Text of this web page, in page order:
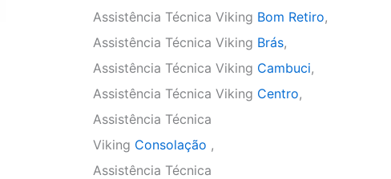
Assistência Técnica Viking Bom Retiro,
Assistência Técnica Viking Brás,
Assistência Técnica Viking Cambuci,
Assistência Técnica Viking Centro,
Assistência Técnica
Viking Consolação ,
Assistência Técnica